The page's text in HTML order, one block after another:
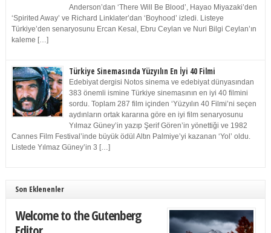
Anderson’dan ‘There Will Be Blood’, Hayao Miyazaki’den
‘Spirited Away’ ve Richard Linklater’dan ‘Boyhood’ izledi. Listeye
Türkiye’den senaryosunu Ercan Kesal, Ebru Ceylan ve Nuri Bilgi Ceylan’ın
kaleme […]
Türkiye Sinemasında Yüzyılın En İyi 40 Filmi
Edebiyat dergisi Notos sinema ve edebiyat dünyasından
383 önemli ismine Türkiye sinemasının en iyi 40 filmini
sordu. Toplam 287 film içinden ‘Yüzyılın 40 Filmi’ni seçen
aydınların ortak kararına göre en iyi film senaryosunu
Yılmaz Güney’in yazıp Şerif Gören’in yönettiği ve 1982
Cannes Film Festival’inde büyük ödül Altın Palmiye’yi kazanan ‘Yol’ oldu.
Listede Yılmaz Güney’in 3 […]
Son Eklenenler
Welcome to the Gutenberg